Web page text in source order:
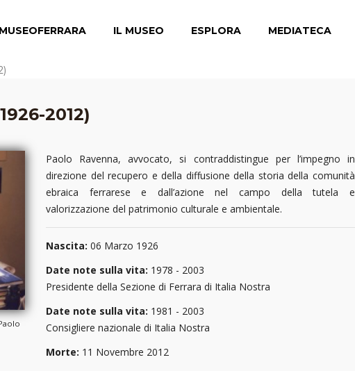
MUSEOFERRARA IL MUSEO ESPLORA MEDIATECA
2012)
Paolo Ravenna, avvocato, si contraddistingue per l’impegno in
direzione del recupero e della diffusione della storia della comunità
ebraica ferrarese e dall’azione nel campo della tutela e
valorizzazione del patrimonio culturale e ambientale.
Nascita: 06 Marzo 1926
Date note sulla vita: 1978 - 2003
Presidente della Sezione di Ferrara di Italia Nostra
Date note sulla vita: 1981 - 2003
Consigliere nazionale di Italia Nostra
Morte: 11 Novembre 2012